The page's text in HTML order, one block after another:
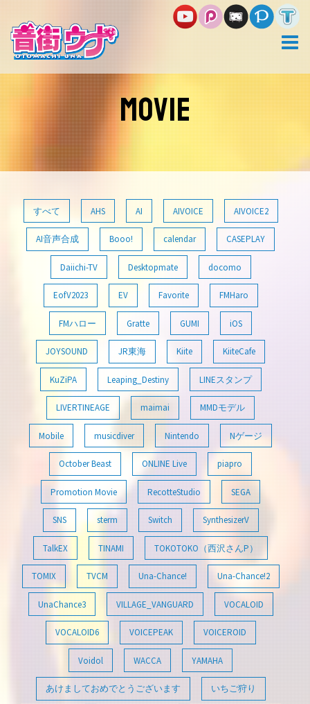
コ
ン
テ
ン
ツ
へ
ス
キ
ッ
プ
MOVIE
すべて AHS AI AIVOICE AIVOICE2
AI音声合成 Booo! calendar CASEPLAY
Daiichi-TV Desktopmate docomo
EofV2023 EV Favorite FMHaro
FMハロー Gratte GUMI iOS
JOYSOUND JR東海 Kiite KiiteCafe
KuZiPA Leaping_Destiny LINEスタンプ
LIVERTINEAGE maimai MMDモデル
Mobile musicdiver Nintendo Nゲージ
October Beast ONLINE Live piapro
Promotion Movie RecotteStudio SEGA
SNS sterm Switch SynthesizerV
TalkEX TINAMI TOKOTOKO（西沢さんP）
TOMIX TVCM Una-Chance! Una-Chance!2
UnaChance3 VILLAGE_VANGUARD VOCALOID
VOCALOID6 VOICEPEAK VOICEROID
Voidol WACCA YAMAHA
あけましておめでとうございます いちご狩り